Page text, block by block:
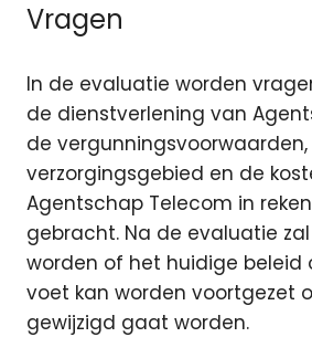
Vragen
In de evaluatie worden
de dienstverlening van
de
verzorgingsgebied en de
Agentschap Telecom in
gebracht. Na de evaluatie
worden of het huidige beleid
voet kan worden voortgezet
gewijzigd gaat worden.